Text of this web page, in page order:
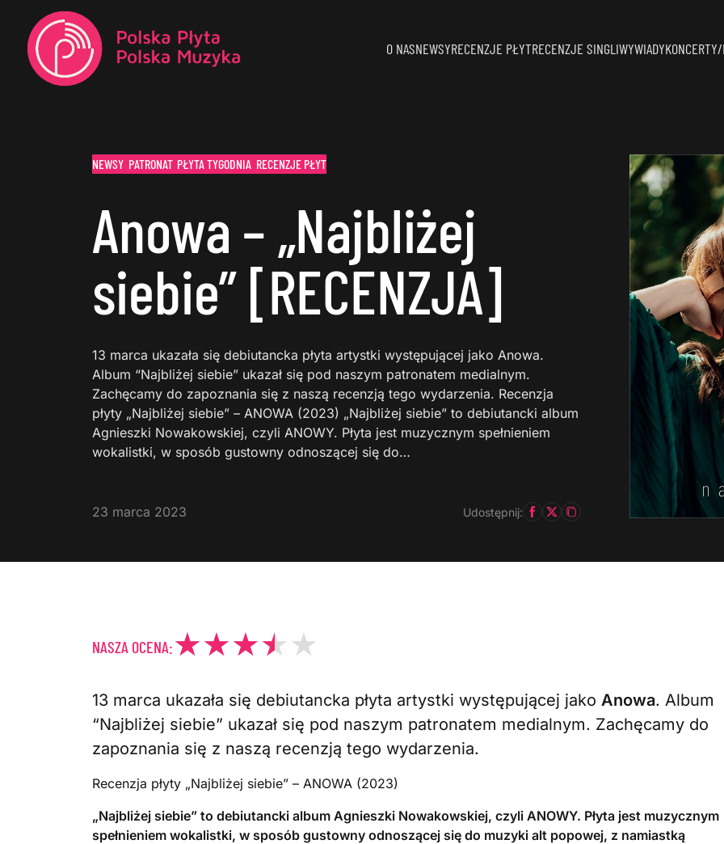
O NASNEWSYRECENZJE PŁYTRECENZJE SINGLIWYWIADY
NEWSY PATRONAT PŁYTA TYGODNIA RECENZJE PŁYT
Anowa – „Najbliżej
siebie” [RECENZJA]
13 marca ukazała się debiutancka płyta artystki występującej jako Anowa.
Album “Najbliżej siebie” ukazał się pod naszym patronatem medialnym.
Zachęcamy do zapoznania się z naszą recenzją tego wydarzenia. Recenzja
płyty „Najbliżej siebie” – ANOWA (2023) „Najbliżej siebie” to debiutancki album
Agnieszki Nowakowskiej, czyli ANOWY. Płyta jest muzycznym spełnieniem
wokalistki, w sposób gustowny odnoszącej się do…
23 marca 2023 Udostępnij:
NASZA OCENA:
13 marca ukazała się debiutancka płyta artystki występującej jako Anowa. Album
“Najbliżej siebie” ukazał się pod naszym patronatem medialnym. Zachęcamy do
zapoznania się z naszą recenzją tego wydarzenia.
Recenzja płyty „Najbliżej siebie” – ANOWA (2023)
„Najbliżej siebie” to debiutancki album Agnieszki Nowakowskiej, czyli ANOWY. Płyta jest muzycznym
spełnieniem wokalistki, w sposób gustowny odnoszącej się do muzyki alt popowej, z namiastką